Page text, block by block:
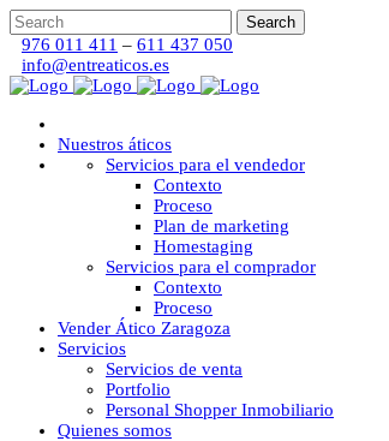
976 011 411 – 611 437 050
info@entreaticos.es
Nuestros áticos
Servicios para el vendedor
Contexto
Proceso
Plan de marketing
Homestaging
Servicios para el comprador
Contexto
Proceso
Vender Ático Zaragoza
Servicios
Servicios de venta
Portfolio
Personal Shopper Inmobiliario
Quienes somos